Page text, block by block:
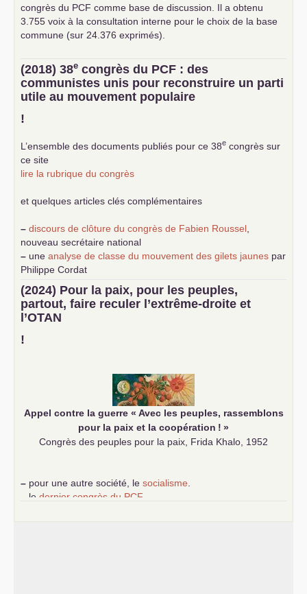
congrès du PCF comme base de discussion. Il a obtenu
3.755 voix à la consultation interne pour le choix de la base
commune (sur 24.376 exprimés).
(2018) 38e congrès du PCF : des
communistes unis pour reconstruire un parti
utile au mouvement populaire
!
L’ensemble des documents publiés pour ce 38e congrès sur
ce site
lire la rubrique du congrès
et quelques articles clés complémentaires
– discours de clôture du congrès de Fabien Roussel
nouveau secrétaire national
– une analyse de classe du mouvement des gilets jaunes par
Philippe Cordat
–
un texte de Jean-Claude Delaunay
le marxisme est la
science sociale de notre temps
–un appel proposé aux partis communistes et ouvrier
d’Europe
–
(2024) Pour la paix, pour les peuples,
partout, faire reculer l’extrême-droite et
l’OTAN
!
Appel contre la guerre « Avec les peuples, rassemblons
pour la paix et la coopération ! »
Congrès des peuples pour la paix, Frida Khalo, 1952
– pour une autre société, le socialisme
le dernier congrès du PCF